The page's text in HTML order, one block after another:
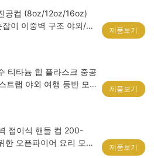
공컵 (8oz/12oz/16oz)
이 이중벽 구조 야외/일
제품보기
티타늄 힙 플라스크 중공
트랩 야외 여행 등반 모
제품보기
접이식 핸들 컵 200-
오픈파이어 요리 모델
제품보기